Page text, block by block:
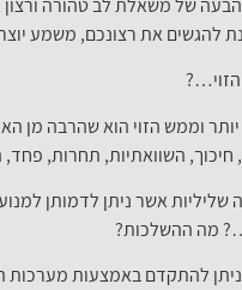
של משאלת לב טהורה ורצון
להגשים את רצונכם, משמע
וממש הזוי הוא שהרבה מן
השוואתיות, תחרות, פחד,
אשר ניתן לדמותן
מה ההשלכות?
ניתן להתקדם באמצעות מערכות